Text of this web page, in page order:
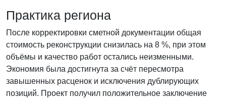
Практика региона
После корректировки сметной документации общая
стоимость реконструкции снизилась на 8 %, при этом
объёмы и качество работ остались неизменными.
Экономия была достигнута за счёт пересмотра
завышенных расценок и исключения дублирующих
позиций. Проект получил положительное заключение